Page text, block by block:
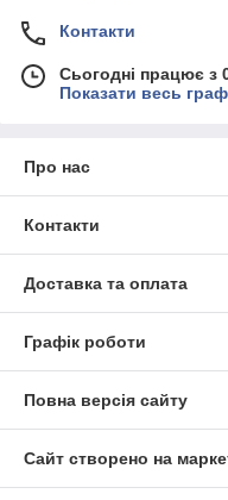
Контакти
Сьогодні працює з
Показати весь
Про нас
Контакти
Доставка та оплата
Графік роботи
Повна версія сайту
Сайт створено на